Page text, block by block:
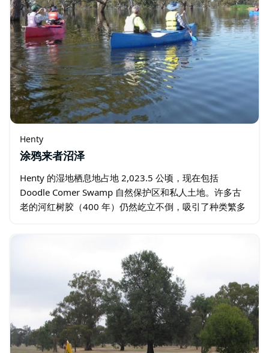
Henty
涂鸦来者沼泽
Henty 的湿地栖息地占地 2,023.5 公顷，现在包括
Doodle Comer Swamp 自然保护区和私人土地。许多古
老的河红树胶（400 年）仍然屹立不倒，吸引了种类繁多